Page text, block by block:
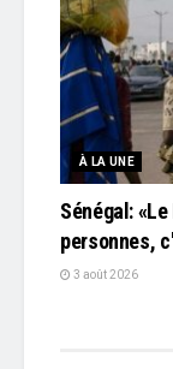
À LA UNE
Sénégal:
personnes,
3 août 2026